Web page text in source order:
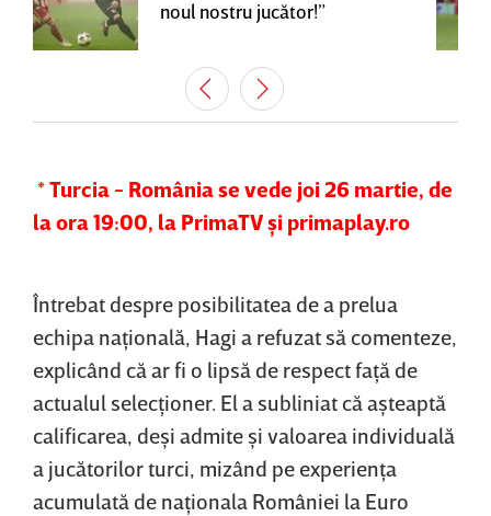
noul nostru jucător!”
* Turcia - România se vede joi 26 martie, de
la ora 19:00, la PrimaTV şi primaplay.ro
Întrebat despre posibilitatea de a prelua
echipa naţională, Hagi a refuzat să comenteze,
explicând că ar fi o lipsă de respect faţă de
actualul selecţioner. El a subliniat că aşteaptă
calificarea, deşi admite şi valoarea individuală
a jucătorilor turci, mizând pe experienţa
acumulată de naţionala României la Euro